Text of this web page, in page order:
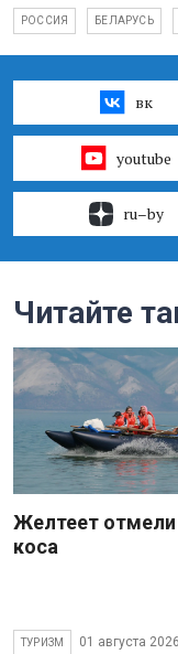
РОССИЯ БЕЛАРУСЬ
вк
youtube
ru–by
Читайте
Желтеет отмели
коса
ТУРИЗМ 01 августа 2026